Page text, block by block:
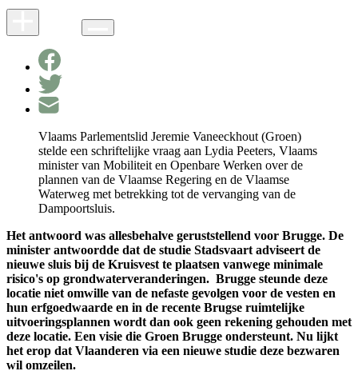
Vlaams Parlementslid Jeremie Vaneeckhout (Groen)
stelde een schriftelijke vraag aan Lydia Peeters, Vlaams
minister van Mobiliteit en Openbare Werken over de
plannen van de Vlaamse Regering en de Vlaamse
Waterweg met betrekking tot de vervanging van de
Dampoortsluis.
Het antwoord was allesbehalve geruststellend voor Brugge. De
minister antwoordde dat de studie Stadsvaart adviseert de
nieuwe sluis bij de Kruisvest te plaatsen vanwege minimale
risico's op grondwaterveranderingen. Brugge steunde deze
locatie niet omwille van de nefaste gevolgen voor de vesten en
hun erfgoedwaarde en in de recente Brugse ruimtelijke
uitvoeringsplannen wordt dan ook geen rekening gehouden met
deze locatie. Een visie die Groen Brugge ondersteunt. Nu lijkt
het erop dat Vlaanderen via een nieuwe studie deze bezwaren
wil omzeilen.